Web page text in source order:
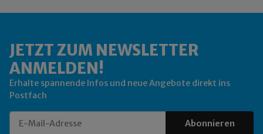
JETZT ZUM NEWSLETTER
ANMELDEN!
Erhalte spannende Infos und neue Angebote direkt ins
Postfach
Abonnieren